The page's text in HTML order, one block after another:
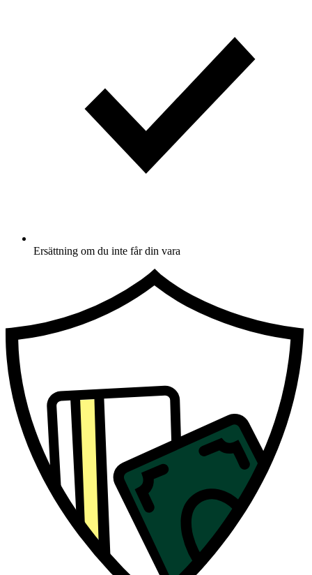
Ersättning om du inte får din vara